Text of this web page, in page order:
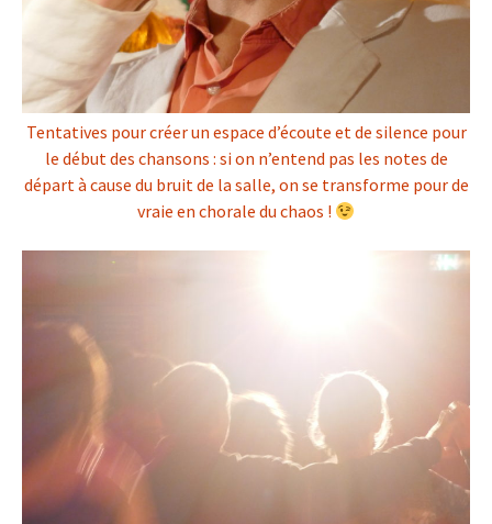
Tentatives pour créer un espace d’écoute et de silence pour
le début des chansons : si on n’entend pas les notes de
départ à cause du bruit de la salle, on se transforme pour de
vraie en chorale du chaos !